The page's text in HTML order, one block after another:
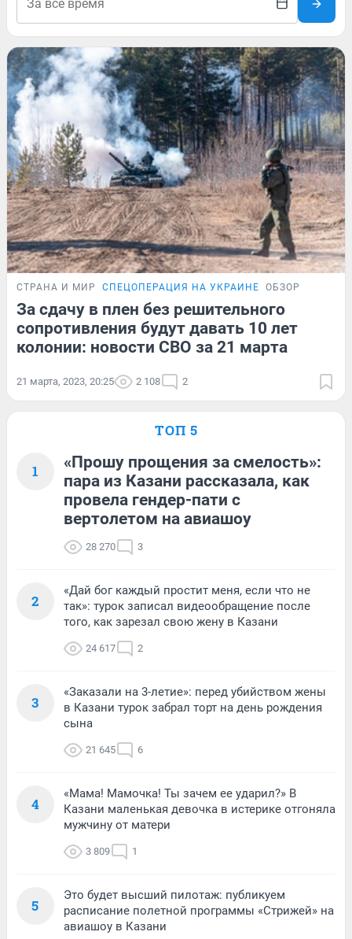
СТРАНА И МИР СПЕЦОПЕРАЦИЯ НА УКРАИНЕ ОБЗОР
За сдачу в плен без решительного
сопротивления будут давать 10 лет
колонии: новости СВО за 21 марта
21 марта, 2023, 20:25 2 108 2
ТОП 5
1
«Прошу прощения за смелость»:
пара из Казани рассказала, как
провела гендер-пати с
вертолетом на авиашоу
28 270 3
2
«Дай бог каждый простит меня, если что не
так»: турок записал видеообращение после
того, как зарезал свою жену в Казани
24 617 2
3
«Заказали на 3-летие»: перед убийством жены
в Казани турок забрал торт на день рождения
сына
21 645 6
4
«Мама! Мамочка! Ты зачем ее ударил?» В
Казани маленькая девочка в истерике отгоняла
мужчину от матери
3 809 1
5
Это будет высший пилотаж: публикуем
расписание полетной программы «Стрижей» на
авиашоу в Казани